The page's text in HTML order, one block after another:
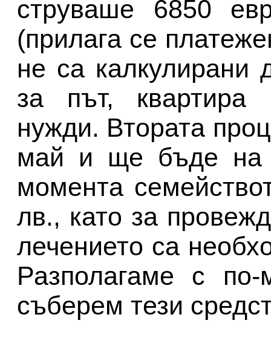
струваше 6850
(прилага се
не са калкулирани
за път, квартира
нужди. Втората
май и ще бъде на
момента
лв., като за
лечението са
Разполагаме с
съберем тези